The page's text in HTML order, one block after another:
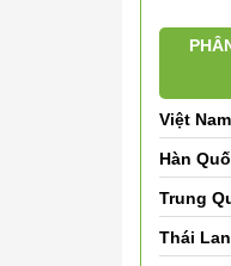
Việt Nam
Hàn
Trung
Thái Lan